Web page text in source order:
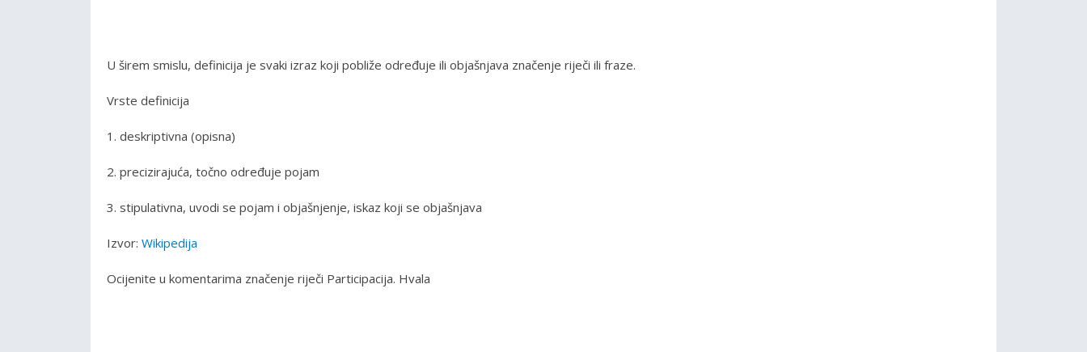
U širem smislu, definicija je svaki izraz koji pobliže određuje ili objašnjava značenje riječi ili fraze.
Vrste definicija
1. deskriptivna (opisna)
2. precizirajuća, točno određuje pojam
3. stipulativna, uvodi se pojam i objašnjenje, iskaz koji se objašnjava
Izvor: Wikipedija
Ocijenite u komentarima značenje riječi Participacija. Hvala